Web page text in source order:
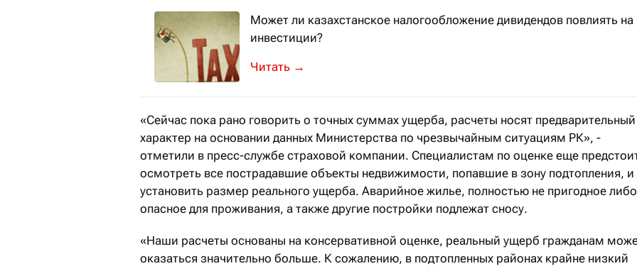
Может ли казахстанское налогообложение дивидендов повлиять на
инвестиции?
Об этом рассуждают налоговые эксперты PwC Kazakhstan
→
«Сейчас пока рано говорить о точных суммах ущерба, расчеты носят предварительный
характер на основании данных Министерства по чрезвычайным ситуациям РК», -
отметили в пресс-службе страховой компании. Специалистам по оценке еще
осмотреть все пострадавшие объекты недвижимости, попавшие в зону подтопления, и
установить размер реального ущерба. Аварийное жилье, полностью не пригодное либо
опасное для проживания, а также другие постройки подлежат сносу.
«Наши расчеты основаны на консервативной оценке, реальный ущерб гражданам
оказаться значительно больше. К сожалению, в подтопленных районах крайне низкий